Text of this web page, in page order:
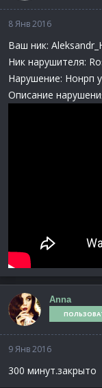
8 Янв 2016
Ваш ник:
Ник нарушителя:
Нарушение: Нонрп
Описание
Anna
9 Янв 2016
300 минут.закрыто